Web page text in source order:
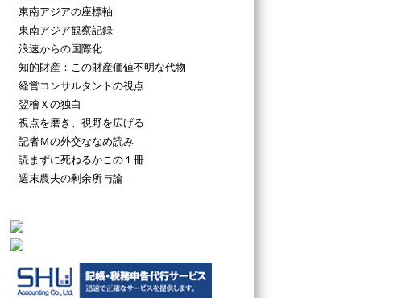
東南アジアの座標軸
東南アジア観察記録
浪速からの国際化
知的財産：この財産価値不明な代物
経営コンサルタントの視点
翌檜Ｘの独白
視点を磨き、視野を広げる
記者Ｍの外交ななめ読み
読まずに死ねるかこの１冊
週末農夫の剰余所与論